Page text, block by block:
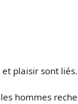
plaisir sont liés.
hommes